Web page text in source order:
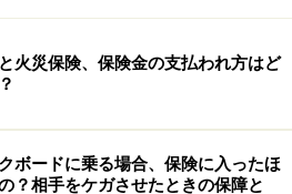
較表
補償プランについてまとめたも
う。（2020年1月10日時点）。
火災保険、保険金の支払われ方はど
ボードに乗る場合、保険に入ったほ
？相手をケガさせたときの保障と